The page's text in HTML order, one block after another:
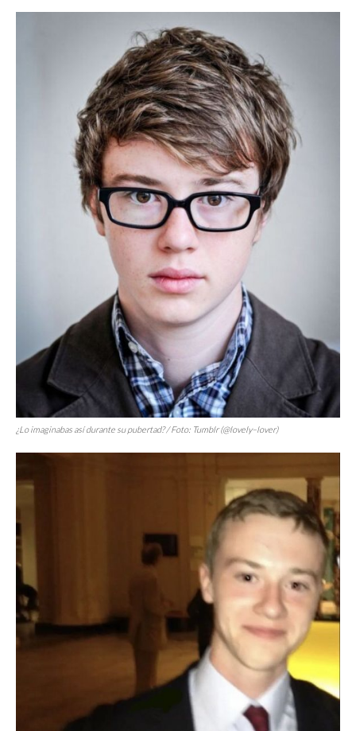
¿Lo imaginabas así durante su pubertad? / Foto: Tumblr (@lovely–lover)